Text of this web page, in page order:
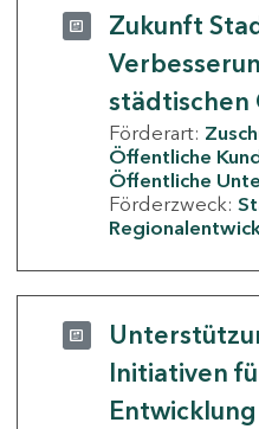
Zukunft
städtischen
Förderart:
Öffentliche
Öffentliche
Förderzweck:
Initiativen
Entwicklung